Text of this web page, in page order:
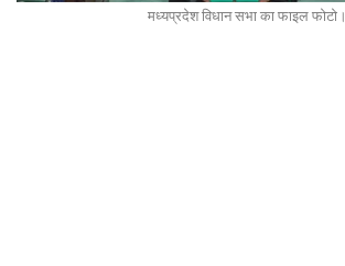
मध्यप्रदेश विधान सभा का फाइल फोटो।